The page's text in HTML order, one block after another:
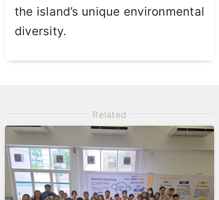
the island’s unique environmental
diversity.
Related